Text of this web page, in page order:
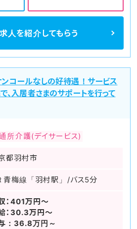
人を紹介してもらう
コールなしの好待遇！サービス
、入居者さまのサポートを行って
所介護(デイサービス)
都羽村市
青梅線「羽村駅」/バス5分
：401万円～
：30.3万円～
：36.8万円～